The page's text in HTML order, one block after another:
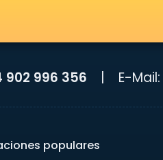
902 996 356 E-Mail:
populares